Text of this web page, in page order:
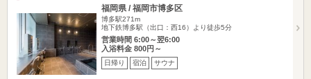
福岡県 / 福岡市博多区
博多駅271m
地下鉄博多駅（出口：西16）より徒歩5分
営業時間 6:00～翌6:00
入浴料金 800円～
日帰り 宿泊 サウナ